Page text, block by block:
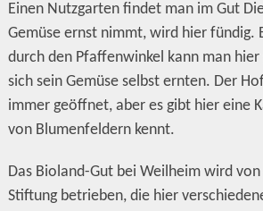
Einen Nutzgarten findet man im Gut
Gemüse ernst nimmt, wird hier fündig.
durch den Pfaffenwinkel kann man
sich sein Gemüse selbst ernten. Der
immer geöffnet, aber es gibt hier eine
von Blumenfeldern kennt.
Das Bioland-Gut bei Weilheim wird
Stiftung betrieben, die hier